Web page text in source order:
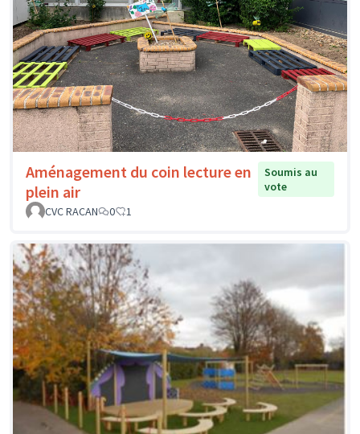
Aménagement du coin lecture en
plein air
Soumis au
vote
CVC RACAN
0 1